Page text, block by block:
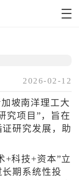
2026-02-12
坡南洋理工大
究项目”，旨在
研究发展，助
+科技+资本”立
期系统性投